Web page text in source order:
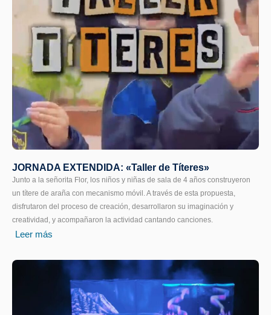
JORNADA EXTENDIDA: «Taller de Títeres»
Junto a la señorita Flor, los niños y niñas de sala de 4 años construyeron
un títere de araña con mecanismo móvil. A través de esta propuesta,
disfrutaron del proceso de creación, desarrollaron su imaginación y
creatividad, y acompañaron la actividad cantando canciones.
Leer más